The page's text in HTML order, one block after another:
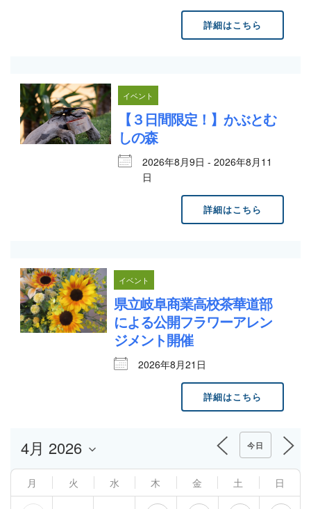
詳細はこちら
イベント
【３日間限定！】かぶとむ
しの森
2026年8月9日 - 2026年8月11
日
詳細はこちら
イベント
県立岐阜商業高校茶華道部
による公開フラワーアレン
ジメント開催
2026年8月21日
詳細はこちら
今日
月 火 水 木 金 土 日